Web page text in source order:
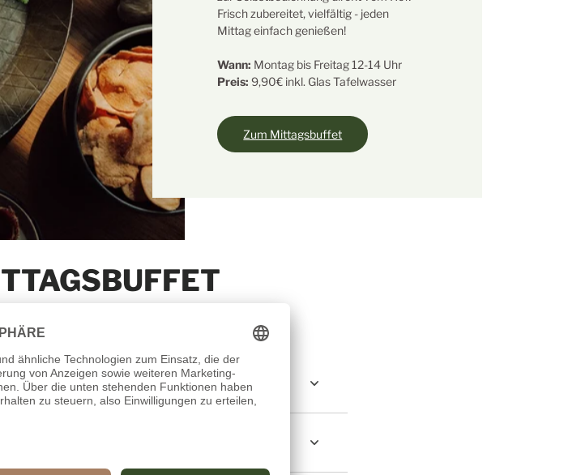
Frisch zubereitet, vielfältig - jeden
Mittag einfach genießen!
Wann: Montag bis Freitag 12-14 Uhr
Preis: 9,90€ inkl. Glas Tafelwasser
Zum Mittagsbuffet